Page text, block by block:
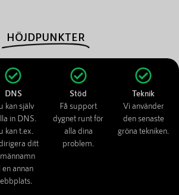
DNS
kan själv
in DNS.
kan t.ex.
ditt
en annan
Stöd
Få support
dygnet runt för
alla dina
problem.
Teknik
Vi använder
den senaste
gröna tekniken.
HÖJDPUNKTER